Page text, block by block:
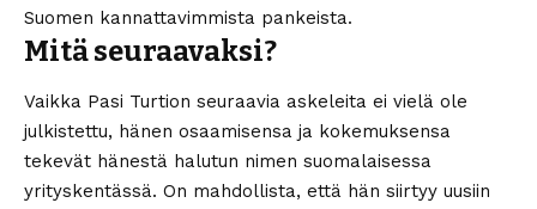
Suomen kannattavimmista pankeista.
Mitä seuraavaksi?
Vaikka Pasi Turtion seuraavia askeleita ei vielä ole
julkistettu, hänen osaamisensa ja kokemuksensa
tekevät hänestä halutun nimen suomalaisessa
yrityskentässä. On mahdollista, että hän siirtyy uusiin